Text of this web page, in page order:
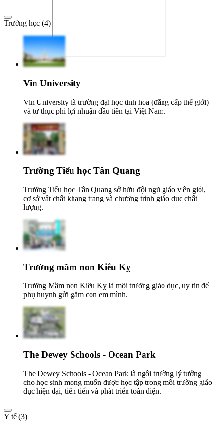
Trường học (4)
Vin University
Vin University là trường đại học tinh hoa (đẳng cấp thế giới)
và tư thục phi lợi nhuận đầu tiên tại Việt Nam.
Trường Tiểu học Tân Quang
Trường Tiểu học Tân Quang sở hữu đội ngũ giáo viên giỏi,
cơ sở vật chất khang trang và chương trình giáo dục chất
lượng.
Trường mầm non Kiêu Kỵ
Trường Mầm non Kiêu Kỵ là môi trường giáo dục, uy tín để
phụ huynh gửi gắm con em mình.
The Dewey Schools - Ocean Park
The Dewey Schools - Ocean Park là ngôi trường lý tưởng
cho học sinh mong muốn được học tập trong môi trường giáo
dục hiện đại, tiên tiến và phát triển toàn diện.
Y tế (3)